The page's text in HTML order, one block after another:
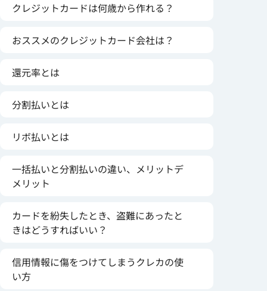
クレジットカードは何歳から作れる？
おススメのクレジットカード会社は？
還元率とは
分割払いとは
リボ払いとは
一括払いと分割払いの違い、メリットデ
メリット
カードを紛失したとき、盗難にあったと
きはどうすればいい？
信用情報に傷をつけてしまうクレカの使
い方